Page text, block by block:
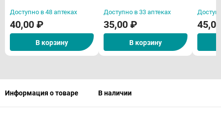
Доступно в 48 аптеках
40,00 ₽
В корзину
Доступно в 33 аптеках
35,00 ₽
В корзину
Информация о товаре В наличии